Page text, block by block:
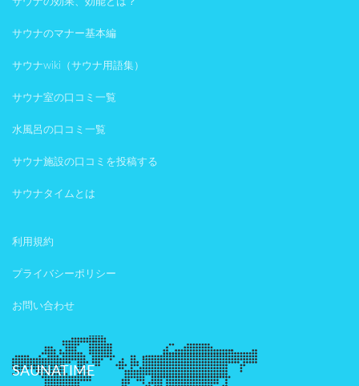
サウナのマナー基本編
サウナwiki（サウナ用語集）
サウナ室の口コミ一覧
水風呂の口コミ一覧
サウナ施設の口コミを投稿する
サウナタイムとは
利用規約
プライバシーポリシー
お問い合わせ
SAUNATIME